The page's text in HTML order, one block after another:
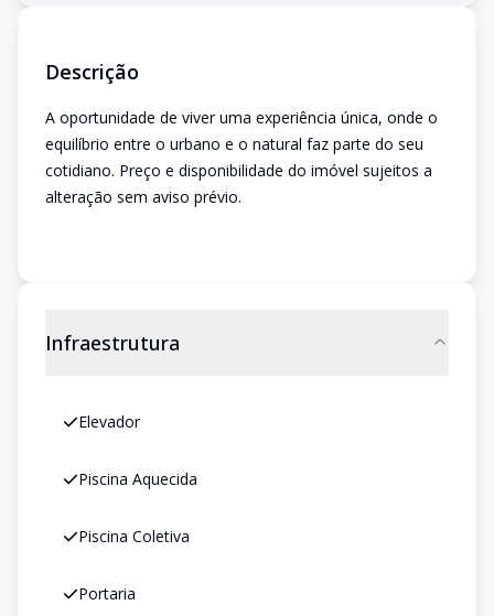
Descrição
A oportunidade de viver uma experiência única, onde o
equilíbrio entre o urbano e o natural faz parte do seu
cotidiano. Preço e disponibilidade do imóvel sujeitos a
alteração sem aviso prévio.
Infraestrutura
Elevador
Piscina Aquecida
Piscina Coletiva
Portaria